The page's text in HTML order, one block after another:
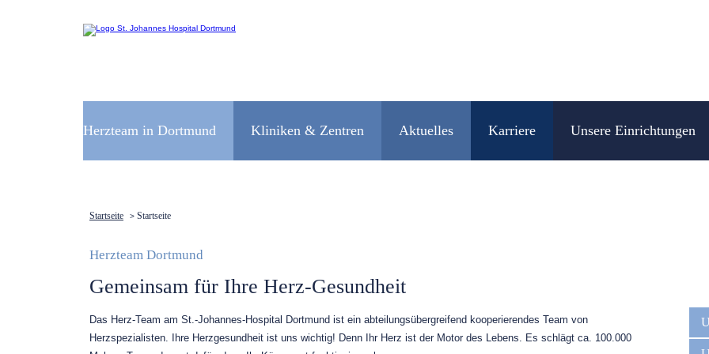
Herzteam in Dortmund Kliniken & Zentren Aktuelles Karriere Unsere Einrichtungen
Startseite > Startseite
Herzteam Dortmund
Gemeinsam für Ihre Herz-Gesundheit
Das Herz-Team am St.-Johannes-Hospital Dortmund ist ein abteilungsübergreifend kooperierendes Team von
Herzspezialisten. Ihre Herzgesundheit ist uns wichtig! Denn Ihr Herz ist der Motor des Lebens. Es schlägt ca. 100.000